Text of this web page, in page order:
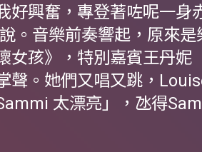
好興奮，專登著咗呢一身
。音樂前奏響起，原來是
女孩》，特別嘉賓王丹妮
聲。她們又唱又跳，
太漂亮」，氹得